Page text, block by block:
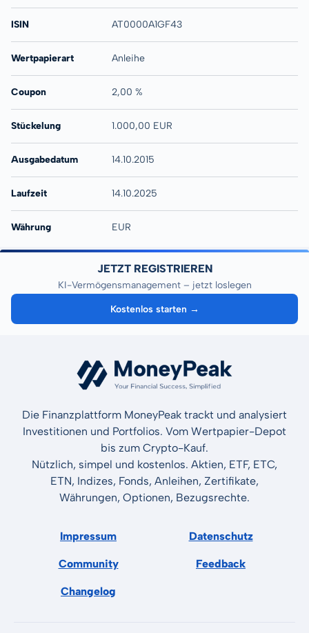
ISIN AT0000A1GF43
Wertpapierart Anleihe
Coupon 2,00 %
Stückelung 1.000,00 EUR
Ausgabedatum 14.10.2015
Laufzeit 14.10.2025
Währung EUR
JETZT REGISTRIEREN
KI-Vermögensmanagement – jetzt loslegen
Kostenlos starten →
Die Finanzplattform MoneyPeak trackt und analysiert
Investitionen und Portfolios. Vom Wertpapier-Depot
bis zum Crypto-Kauf.
Nützlich, simpel und kostenlos. Aktien, ETF, ETC,
ETN, Indizes, Fonds, Anleihen, Zertifikate,
Währungen, Optionen, Bezugsrechte.
Impressum Datenschutz
Community Feedback
Changelog